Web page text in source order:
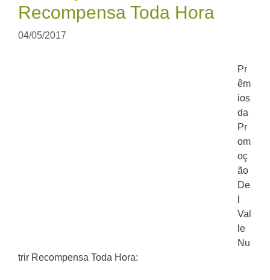
Recompensa Toda Hora
04/05/2017
Pr
êm
ios
da
Pr
om
oç
ão
De
Val
le
Nu
trir Recompensa Toda Hora: